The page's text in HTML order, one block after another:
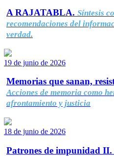
A RAJATABLA. Síntesis
recomendaciones del
verdad.
19 de junio de 2026
Memorias que sanan,
Acciones de memoria como
afrontamiento y justicia
18 de junio de 2026
Patrones de impunidad II.